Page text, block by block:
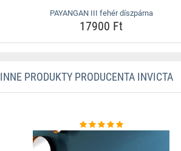
PAYANGAN III fehér díszpárna
17900 Ft
INNE PRODUKTY PRODUCENTA INVICTA